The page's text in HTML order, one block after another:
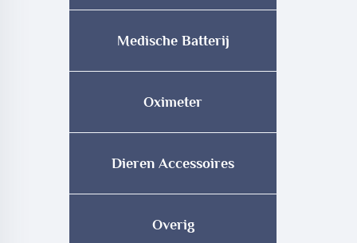
Medische Batterij
Oximeter
Dieren Accessoires
Overig